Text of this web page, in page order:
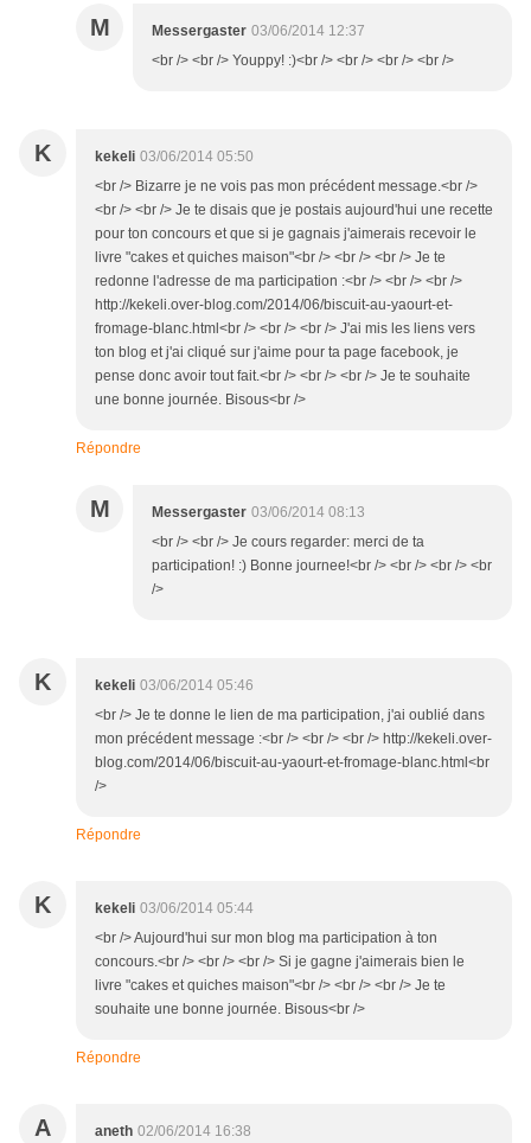
M Messergaster 03/06/2014 12:37
<br /> <br /> Youppy! :)<br /> <br /> <br /> <br />
K kekeli 03/06/2014 05:50
<br /> Bizarre je ne vois pas mon précédent message.<br />
<br /> <br /> Je te disais que je postais aujourd'hui une recette
pour ton concours et que si je gagnais j'aimerais recevoir le
livre "cakes et quiches maison"<br /> <br /> <br /> Je te
redonne l'adresse de ma participation :<br /> <br /> <br />
http://kekeli.over-blog.com/2014/06/biscuit-au-yaourt-et-
fromage-blanc.html<br /> <br /> <br /> J'ai mis les liens vers
ton blog et j'ai cliqué sur j'aime pour ta page facebook, je
pense donc avoir tout fait.<br /> <br /> <br /> Je te souhaite
une bonne journée. Bisous<br />
Répondre
M Messergaster 03/06/2014 08:13
<br /> <br /> Je cours regarder: merci de ta
participation! :) Bonne journee!<br /> <br /> <br /> <br
/>
K kekeli 03/06/2014 05:46
<br /> Je te donne le lien de ma participation, j'ai oublié dans
mon précédent message :<br /> <br /> <br /> http://kekeli.over-
blog.com/2014/06/biscuit-au-yaourt-et-fromage-blanc.html<br
/>
Répondre
K kekeli 03/06/2014 05:44
<br /> Aujourd'hui sur mon blog ma participation à ton
concours.<br /> <br /> <br /> Si je gagne j'aimerais bien le
livre "cakes et quiches maison"<br /> <br /> <br /> Je te
souhaite une bonne journée. Bisous<br />
Répondre
A aneth 02/06/2014 16:38